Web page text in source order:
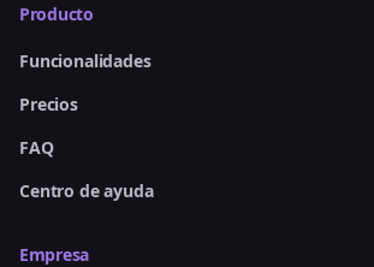
Producto
Funcionalidades
Precios
FAQ
Centro de ayuda
Empresa